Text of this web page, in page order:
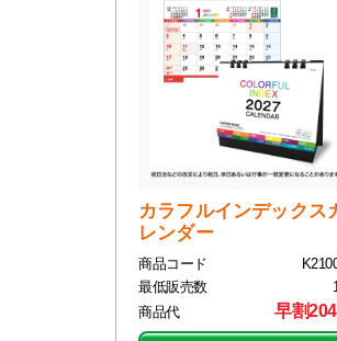
カラフルインデックス
レンダー
商品コード
最低販売数
商品代
早割